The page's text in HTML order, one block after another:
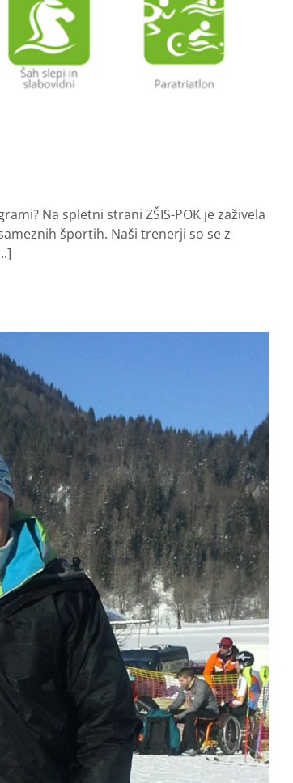
Na spletni strani ZŠIS-POK je zaživela
športih. Naši trenerji so se z